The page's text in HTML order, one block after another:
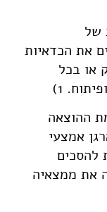
של
את הכדאיות
או בכל
1)
ההוצאה
לארגן אמצעי
יכולות להסכים
את ממצאיה